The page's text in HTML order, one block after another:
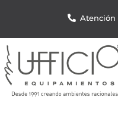
Atención